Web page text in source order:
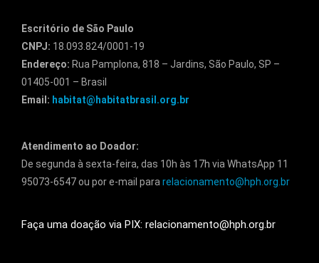
Escritório de São Paulo
CNPJ: 18.093.824/0001-19
Endereço: Rua Pamplona, 818 – Jardins, São Paulo, SP –
01405-001 – Brasil
Email: habitat@habitatbrasil.org.br
Atendimento ao Doador:
De segunda à sexta-feira, das 10h às 17h via WhatsApp 11
95073-6547 ou por e-mail para relacionamento@hph.org.br
Faça uma doação via PIX: relacionamento@hph.org.br